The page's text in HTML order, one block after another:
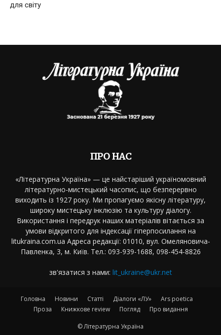
для світу
ПРО НАС
«Літературна Україна» — це найстаріший україномовний
літературно-мистецький часопис, що безперервно
виходить із 1927 року. Ми пропагуємо якісну літературу,
широку мистецьку інклюзію та культуру діалогу.
Використання і передрук наших матеріалів вітається за
умови відкритого для індексації гіперпосилання на
litukraina.com.ua Адреса редакції: 01010, вул. Омеляновича-
Павленка, 3, м. Київ. Тел.: 093-939-1688, 098-454-8826
зв'язатися з нами: lit_ukraine@ukr.net
Головна Новини Статті Діалоги «ЛУ»
Ars poetica
Проза
Книжкове review Погляд Про видання
© Літературна Україна